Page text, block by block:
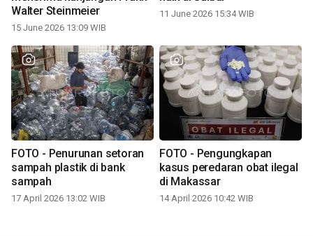
Walter Steinmeier
15 June 2026 13:09 WIB
11 June 2026 15:34 WIB
FOTO - Penurunan setoran
sampah plastik di bank
sampah
17 April 2026 13:02 WIB
FOTO - Pengungkapan
kasus peredaran obat ilegal
di Makassar
14 April 2026 10:42 WIB